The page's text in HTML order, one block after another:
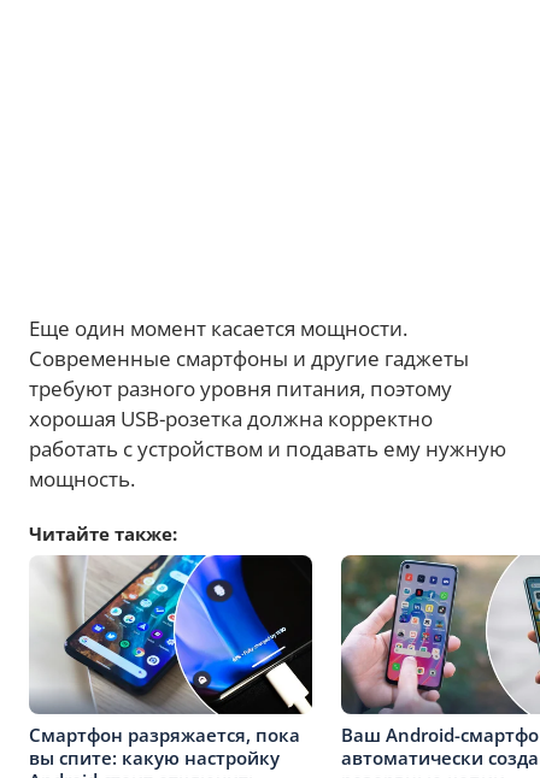
Еще один момент касается мощности.
Современные смартфоны и другие гаджеты
требуют разного уровня питания, поэтому
хорошая USB-розетка должна корректно
работать с устройством и подавать ему нужную
мощность.
Читайте также:
Смартфон разряжается, пока
вы спите: какую настройку
Ваш Android-
автоматически